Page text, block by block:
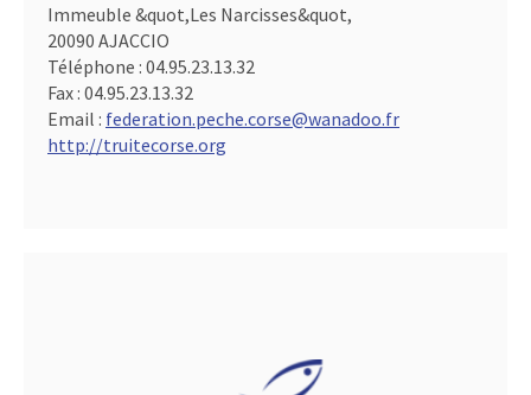
Immeuble &quot,Les Narcisses&quot,
20090 AJACCIO
Téléphone : 04.95.23.13.32
Fax : 04.95.23.13.32
Email : federation.peche.corse@wanadoo.fr
http://truitecorse.org